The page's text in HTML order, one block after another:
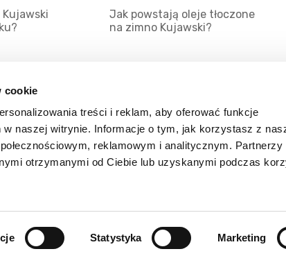
cookie
treści i reklam, aby oferować funkcje
w naszej witrynie. Informacje o tym, jak korzystasz z
reklamowym i analitycznym. Partnerzy
otrzymanymi od Ciebie lub uzyskanymi podczas
Statystyka Marketing
Jak powstają oleje tłoczone
na zimno Kujawski?
serwisu
RSS